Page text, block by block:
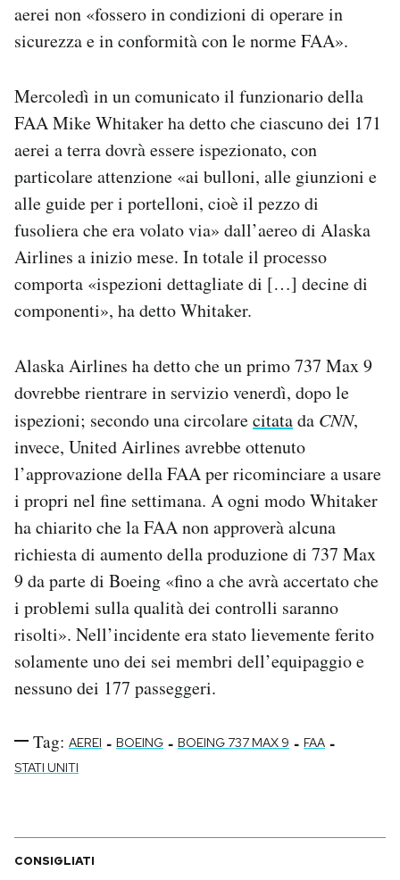
aerei non «fossero in condizioni di operare in
sicurezza e in conformità con le norme FAA».
Mercoledì in un comunicato il funzionario della
FAA Mike Whitaker ha detto che ciascuno dei 171
aerei a terra dovrà essere ispezionato, con
particolare attenzione «ai bulloni, alle giunzioni e
alle guide per i portelloni, cioè il pezzo di
fusoliera che era volato via» dall’aereo di Alaska
Airlines a inizio mese. In totale il processo
comporta «ispezioni dettagliate di […] decine di
componenti», ha detto Whitaker.
Alaska Airlines ha detto che un primo 737 Max 9
dovrebbe rientrare in servizio venerdì, dopo le
ispezioni; secondo una circolarecitatada CNN,
invece, United Airlines avrebbe ottenuto
l’approvazione della FAA per ricominciare a usare
i propri nel fine settimana. A ogni modo Whitaker
ha chiarito che la FAA non approverà alcuna
richiesta di aumento della produzione di 737 Max
9 da parte di Boeing «fino a che avrà accertato che
i problemi sulla qualità dei controlli saranno
risolti». Nell’incidente era stato lievemente ferito
solamente uno dei sei membri dell’equipaggio e
nessuno dei 177 passeggeri.
Tag: AEREI - BOEING - BOEING 737 MAX 9 - FAA -
STATI UNITI
CONSIGLIATI